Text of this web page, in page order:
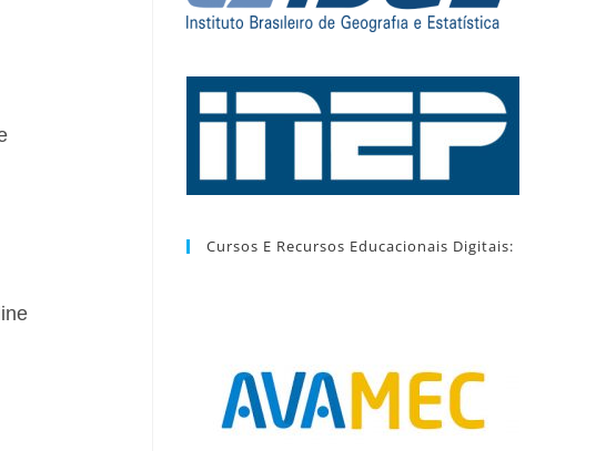
Cursos E Recursos Educacionais Digitais: